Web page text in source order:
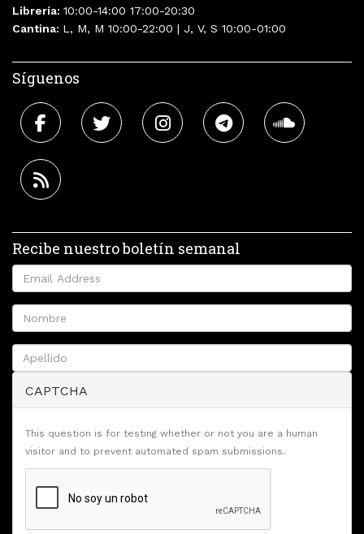
Librería: 10:00-14:00 17:00-20:30
Cantina: L, M, M 10:00-22:00 | J, V, S 10:00-01:00
Síguenos
Recibe nuestro boletín semanal
CAPTCHA
This question is for testing whether or not you are a human
visitor and to prevent automated spam submissions.